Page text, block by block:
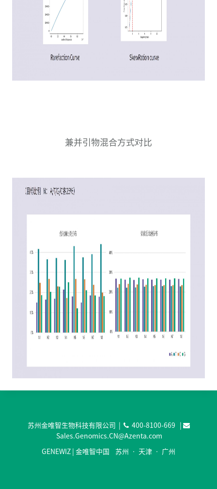
兼并引物混合方式对比
苏州金唯智生物科技有限公司 | 400-8100-669 |
Sales.Genomics.CN@Azenta.com
GENEWIZ | 金唯智中国 苏州 • 天津 • 广州